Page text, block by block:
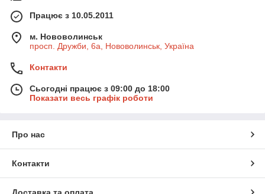
Працює з 10.05.2011
м. Нововолинськ
просп. Дружби, 6а, Нововолинськ, Україна
Контакти
Сьогодні працює з 09:00 до 18:00
Показати весь графік роботи
Про нас
Контакти